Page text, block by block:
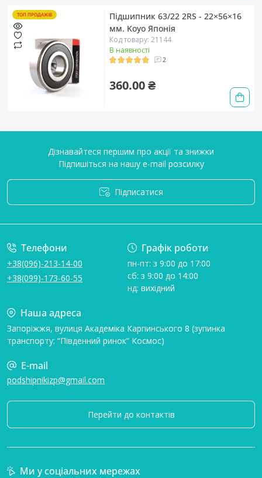
ТОП ПРОДАЖІВ
Підшипник 63/22 2RS - 22×56×16
мм. Koyo Японія
Код товару: 21144
В наявності
2
360.00 ₴
Дізнавайтеся першим про акції та знижки
Підпишіться на нашу e-mail розсилку
Підписатися
Телефони
+38(096)-213-14-00
+38(099)-173-60-55
Графік роботи
пн-пт: з 9:00 до 17:00
сб: з 9:00 до 14:00
нд: вихідний
Наша адреса
Запоріжжя, вулиця Академіка Карпинського 8 (зупинка
транспорту: “Південний ринок” Космос)
E-mail
podshipnikizp@gmail.com
Перейти до контактів
Ми у соціальних мережах